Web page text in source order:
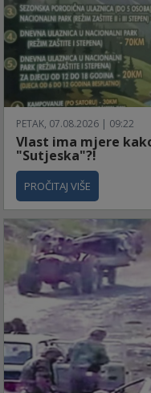
PETAK, 07.08.2026 | 09:22
Vlast ima mjere
"Sutjeska"?!
PROČITAJ VIŠE